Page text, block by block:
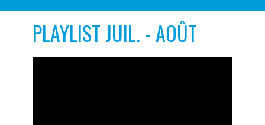
PLAYLIST JUIL. - AOÛT